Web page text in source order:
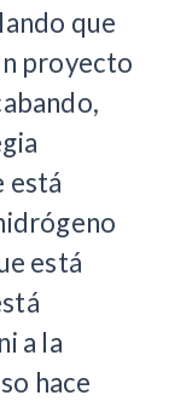
que
proyecto
está
está
a la
hace